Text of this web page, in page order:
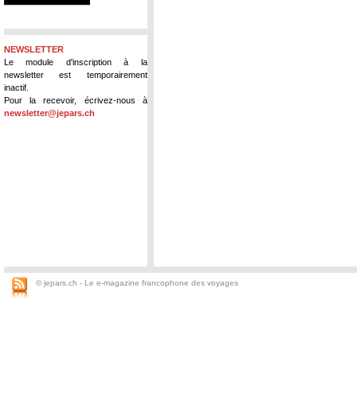
NEWSLETTER
Le module d'inscription à la
newsletter est temporairement
inactif.
Pour la recevoir, écrivez-nous à
newsletter@jepars.ch
© jepars.ch - Le e-magazine francophone des voyages